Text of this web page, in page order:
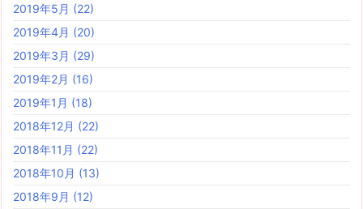
2019年5月 (22)
2019年4月 (20)
2019年3月 (29)
2019年2月 (16)
2019年1月 (18)
2018年12月 (22)
2018年11月 (22)
2018年10月 (13)
2018年9月 (12)